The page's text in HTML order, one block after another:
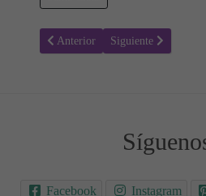
Artículo anterior: Colorear
Anterior Artículo siguiente:
Siguiente
Facebook Instagram